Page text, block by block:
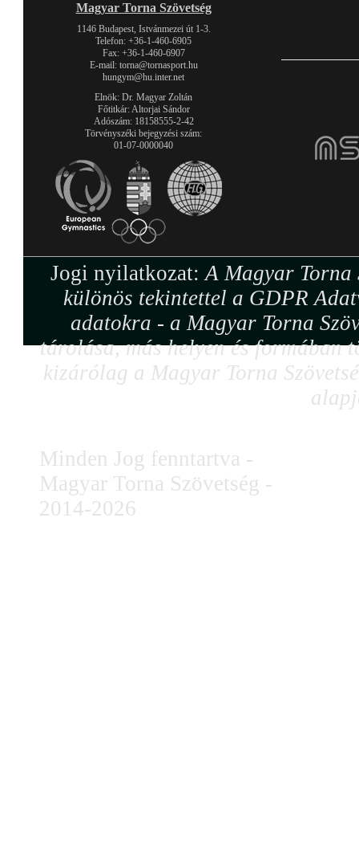
Magyar Torna Szövetség
1146 Budapest, Istvánmezei út 1-3.
Telefon: +36-1-460-6905
Fax: +36-1-460-6907
E-mail: torna@tornasport.hu
hungym@hu.inter.net
Elnök: Dr. Magyar Zoltán
Főtitkár: Altorjai Sándor
Adószám: 18158555-2-42
Törvényszéki bejegyzési szám:
01-07-0000040
Jogi nyilatkozat:A Magyar Torna
különös tekintettel a GDPR
adatokra - a Magyar Torna
tárolása, más helyen és formában
kizárólag a Magyar Torna
Minden Jog fenntartva -
Magyar Torna Szövetség -
2014-2026